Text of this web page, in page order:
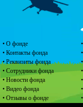
• О фонде
• Контакты фонда
• Реквизиты фонда
• Сотрудники фонда
• Новости фонда
• Видео фонда
• Отзывы о фонде